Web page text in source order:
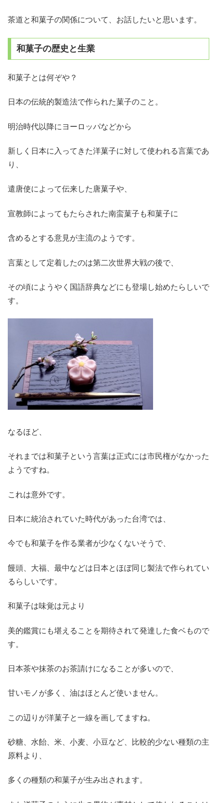
茶道と和菓子の関係について、お話したいと思います。
和菓子の歴史と生業
和菓子とは何ぞや？
日本の伝統的製造法で作られた菓子のこと。
明治時代以降にヨーロッパなどから
新しく日本に入ってきた洋菓子に対して使われる言葉であ
り、
遣唐使によって伝来した唐菓子や、
宣教師によってもたらされた南蛮菓子も和菓子に
含めるとする意見が主流のようです。
言葉として定着したのは第二次世界大戦の後で、
その頃にようやく国語辞典などにも登場し始めたらしいで
す。
なるほど、
それまでは和菓子という言葉は正式には市民権がなかった
ようですね。
これは意外です。
日本に統治されていた時代があった台湾では、
今でも和菓子を作る業者が少なくないそうで、
饅頭、大福、最中などは日本とほぼ同じ製法で作られてい
るらしいです。
和菓子は味覚は元より
美的鑑賞にも堪えることを期待されて発達した食ベもので
す。
日本茶や抹茶のお茶請けになることが多いので、
甘いモノが多く、油はほとんど使いません。
この辺りが洋菓子と一線を画してますね。
砂糖、水飴、米、小麦、小豆など、比較的少ない種類の主
原料より、
多くの種類の和菓子が生み出されます。